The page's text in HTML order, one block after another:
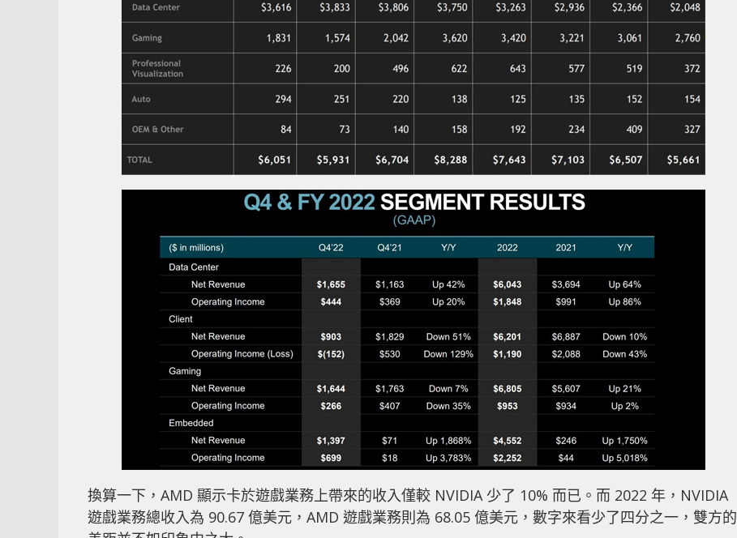
換算一下，AMD 顯示卡於遊戲業務上帶來的收入僅較 NVIDIA 少了 10% 而已。而 2022 年，NVIDIA
遊戲業務總收入為 90.67 億美元，AMD 遊戲業務則為 68.05 億美元，數字來看少了四分之一，雙方的